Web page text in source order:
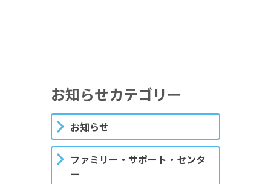
お知らせカテゴリー
お知らせ
ファミリー・サポート・センタ
ー